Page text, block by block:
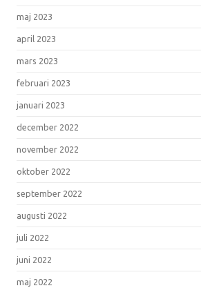
maj 2023
april 2023
mars 2023
februari 2023
januari 2023
december 2022
november 2022
oktober 2022
september 2022
augusti 2022
juli 2022
juni 2022
maj 2022